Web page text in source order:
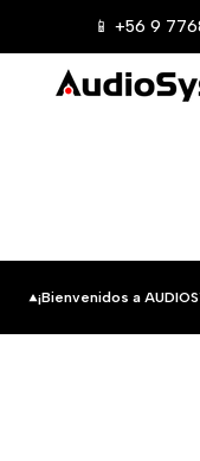
📱 +56 9
¡Bienvenidos a